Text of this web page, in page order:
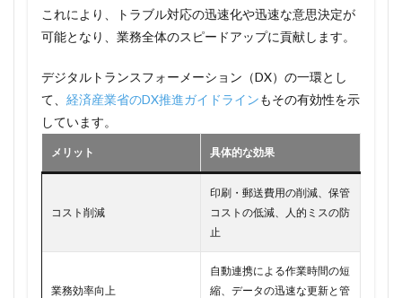
これにより、トラブル対応の迅速化や迅速な意思決定が
可能となり、業務全体のスピードアップに貢献します。
デジタルトランスフォーメーション（DX）の一環とし
て、 経済産業省のDX推進ガイドラインもその有効性を示
しています。
メリット 具体的な効果
コスト削減
印刷・郵送費用の削減、保管
コストの低減、人的ミスの防
止
業務効率向上
自動連携による作業時間の短
縮、データの迅速な更新と管